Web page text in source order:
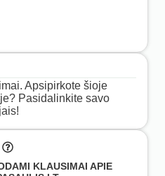
Apsipirkote šioje
Pasidalinkite savo
KLAUSIMAI APIE